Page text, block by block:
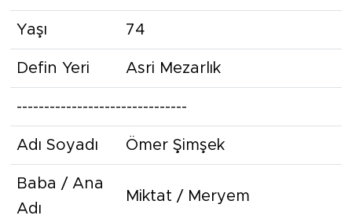
Yaşı 74
Defin Yeri Asri Mezarlık
-------------------------------
Adı Soyadı Ömer Şimşek
Baba / Ana
Adı
Miktat / Meryem